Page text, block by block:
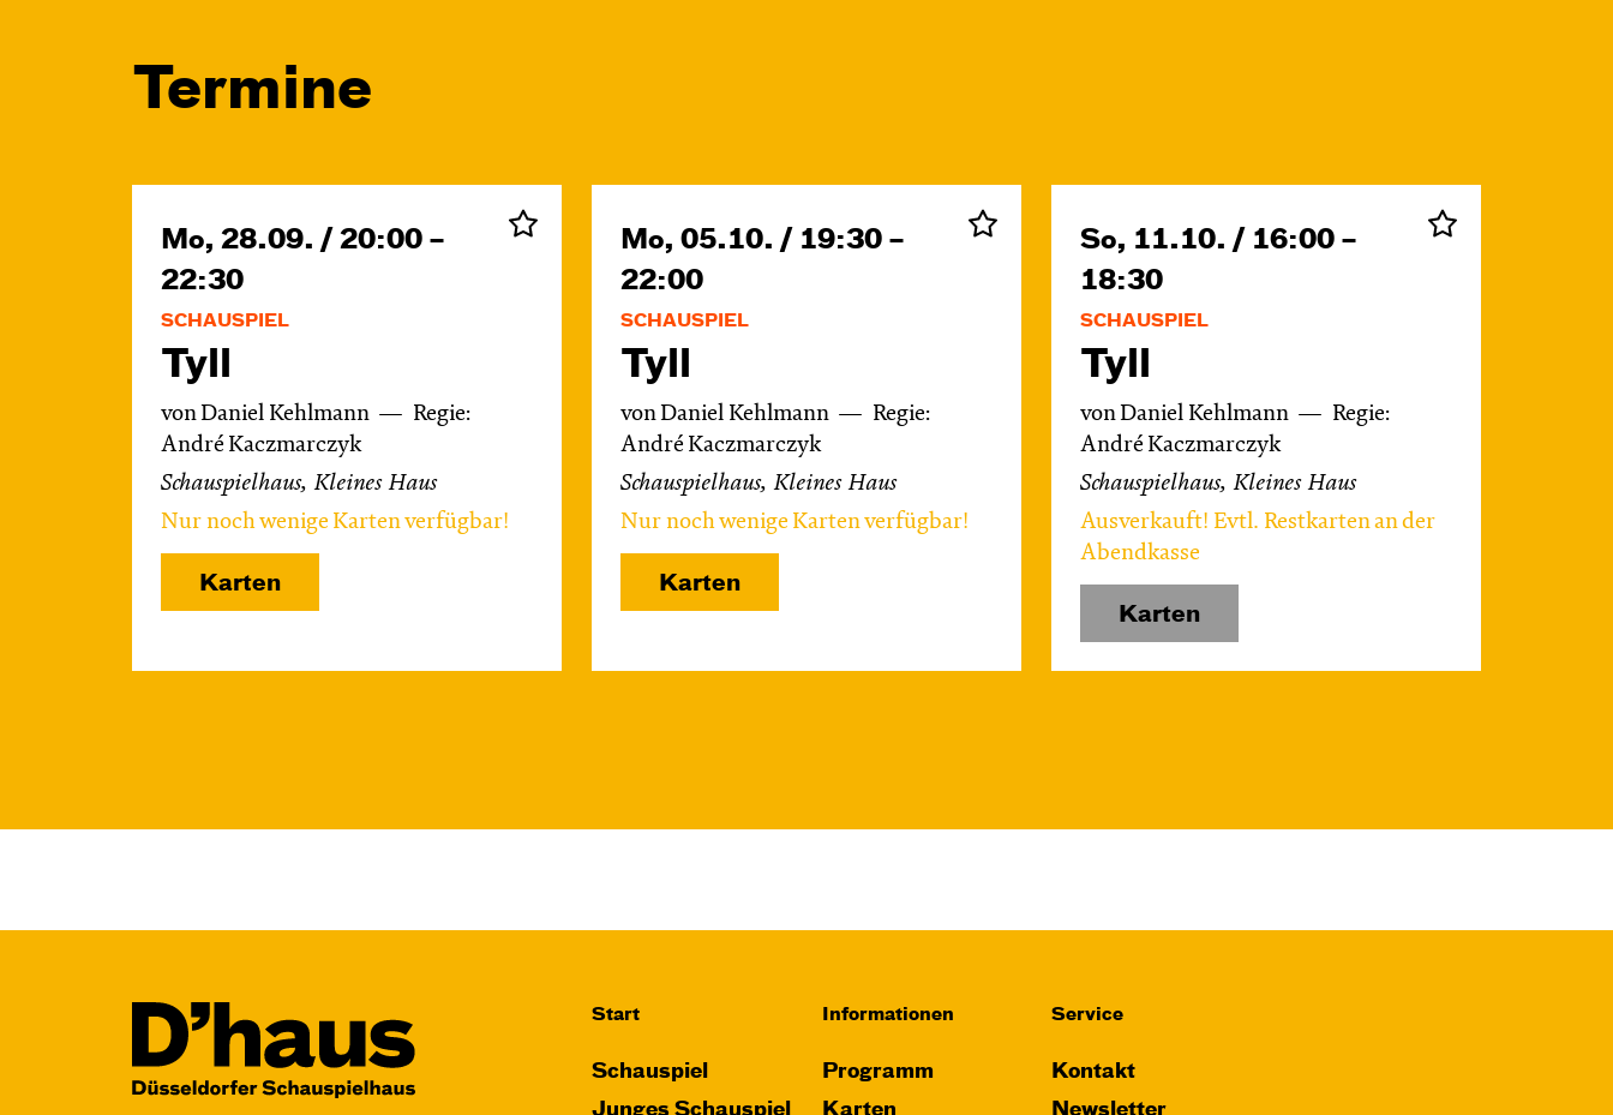
Termine
Mo, 28.09. / 20:00 –
22:30
SCHAUSPIEL
Tyll
von Daniel Kehlmann
Regie:
André Kaczmarczyk
Schauspielhaus, Kleines Haus
Nur noch wenige Karten verfügbar!
Karten
Mo, 05.10. / 19:30 –
22:00
SCHAUSPIEL
Tyll
von Daniel Kehlmann
Regie:
André Kaczmarczyk
Schauspielhaus, Kleines Haus
Nur noch wenige Karten verfügbar!
Karten
So, 11.10. / 16:00 –
18:30
SCHAUSPIEL
Tyll
von Daniel Kehlmann
Regie:
André Kaczmarczyk
Schauspielhaus, Kleines Haus
Ausverkauft! Evtl. Restkarten an der
Abendkasse
Karten
Start
Schauspiel
Junges Schauspiel
Informationen
Programm
Karten
Service
Kontakt
Newsletter